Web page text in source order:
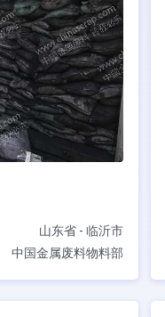
山东省 - 临沂市
中国金属废料物料部